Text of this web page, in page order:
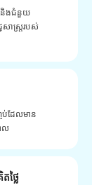
និងជំនួយ
សាស្រ្តរបស់
ប់ដែលមាន
ល
លៃ